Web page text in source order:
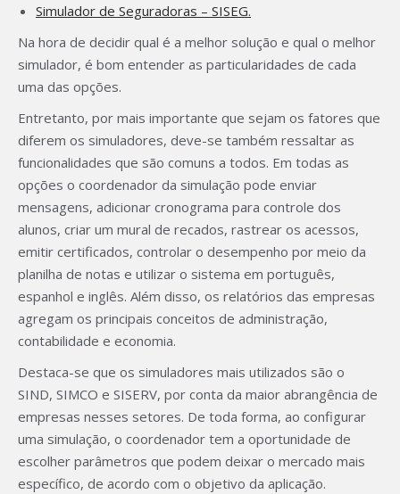
Simulador de Seguradoras – SISEG.
Na hora de decidir qual é a melhor solução e qual o melhor
simulador, é bom entender as particularidades de cada
uma das opções.
Entretanto, por mais importante que sejam os fatores que
diferem os simuladores, deve-se também ressaltar as
funcionalidades que são comuns a todos. Em todas as
opções o coordenador da simulação pode enviar
mensagens, adicionar cronograma para controle dos
alunos, criar um mural de recados, rastrear os acessos,
emitir certificados, controlar o desempenho por meio da
planilha de notas e utilizar o sistema em português,
espanhol e inglês. Além disso, os relatórios das empresas
agregam os principais conceitos de administração,
contabilidade e economia.
Destaca-se que os simuladores mais utilizados são o
SIND, SIMCO e SISERV, por conta da maior abrangência de
empresas nesses setores. De toda forma, ao configurar
uma simulação, o coordenador tem a oportunidade de
escolher parâmetros que podem deixar o mercado mais
específico, de acordo com o objetivo da aplicação.